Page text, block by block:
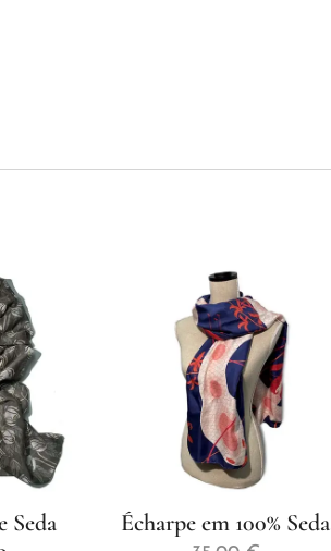
Seda
Écharpe em 100% Seda